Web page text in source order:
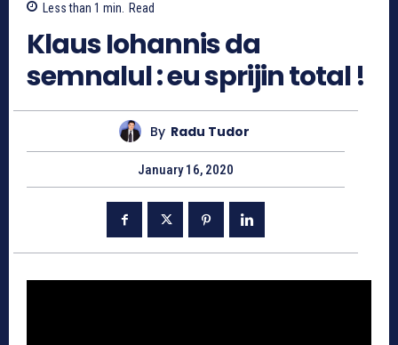
Less than 1 min. Read
Klaus Iohannis da
semnalul : eu sprijin total !
By Radu Tudor
January 16, 2020